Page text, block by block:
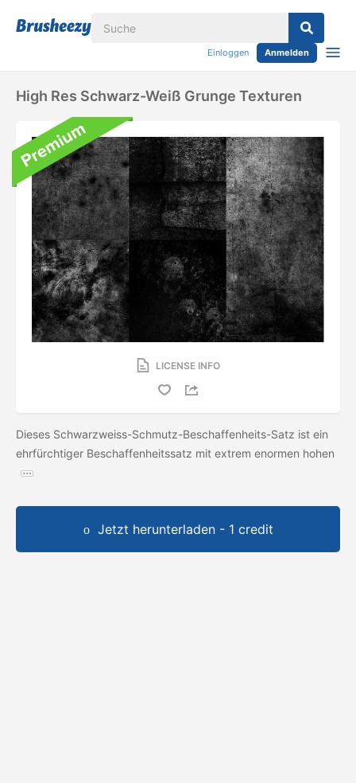
Einloggen Anmelden
High Res Schwarz-Weiß Grunge Texturen
LICENSE INFO
Dieses Schwarzweiss-Schmutz-Beschaffenheits-Satz ist ein
ehrfürchtiger Beschaffenheitssatz mit extrem enormen hohen
Jetzt herunterladen - 1 credit